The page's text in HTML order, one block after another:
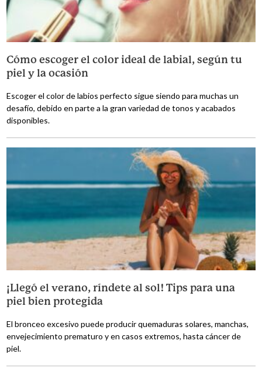
Cómo escoger el color ideal de labial, según tu
piel y la ocasión
Escoger el color de labios perfecto sigue siendo para muchas un
desafío, debido en parte a la gran variedad de tonos y acabados
disponibles.
¡Llegó el verano, ríndete al sol! Tips para una
piel bien protegida
El bronceo excesivo puede producir quemaduras solares, manchas,
envejecimiento prematuro y en casos extremos, hasta cáncer de
piel.